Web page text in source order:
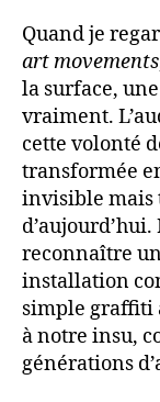
Quand je
art movements
la surface,
vraiment.
cette volonté
transformée
invisible mais
reconnaître
installation
simple graffiti
à notre insu,
générations